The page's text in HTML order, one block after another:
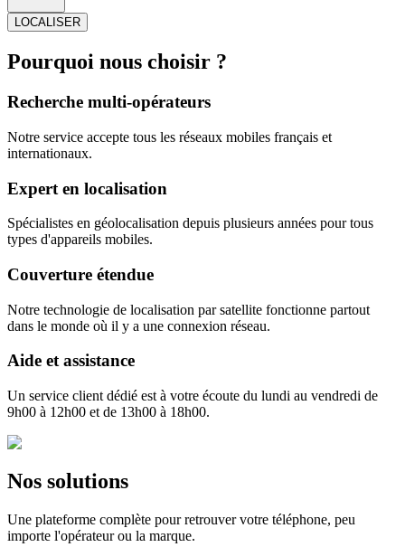
LOCALISER
Pourquoi nous choisir ?
Recherche multi-opérateurs
Notre service accepte tous les réseaux mobiles français et
internationaux.
Expert en localisation
Spécialistes en géolocalisation depuis plusieurs années pour tous
types d'appareils mobiles.
Couverture étendue
Notre technologie de localisation par satellite fonctionne partout
dans le monde où il y a une connexion réseau.
Aide et assistance
Un service client dédié est à votre écoute du lundi au vendredi de
9h00 à 12h00 et de 13h00 à 18h00.
Nos solutions
Une plateforme complète pour retrouver votre téléphone, peu
importe l'opérateur ou la marque.